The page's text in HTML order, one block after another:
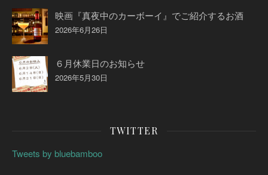
映画『真夜中のカーボーイ』でご紹介するお酒
2026年6月26日
６月休業日のお知らせ
2026年5月30日
TWITTER
Tweets by bluebamboo